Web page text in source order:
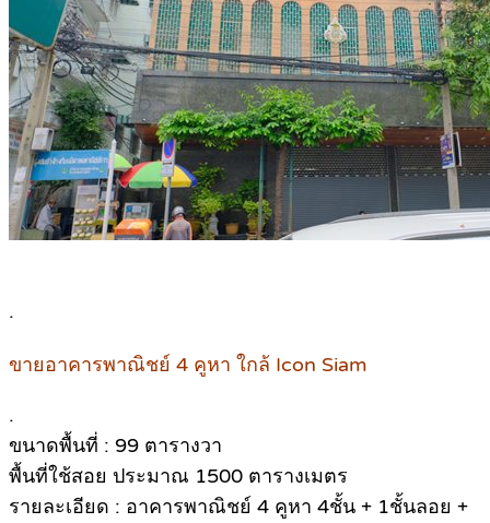
.
ขายอาคารพาณิชย์ 4 คูหา ใกล้ Icon Siam
.
ขนาดพื้นที่ : 99 ตารางวา
พื้นที่ใช้สอย ประมาณ 1500 ตารางเมตร
รายละเอียด : อาคารพาณิชย์ 4 คูหา 4ชั้น + 1ชั้นลอย +